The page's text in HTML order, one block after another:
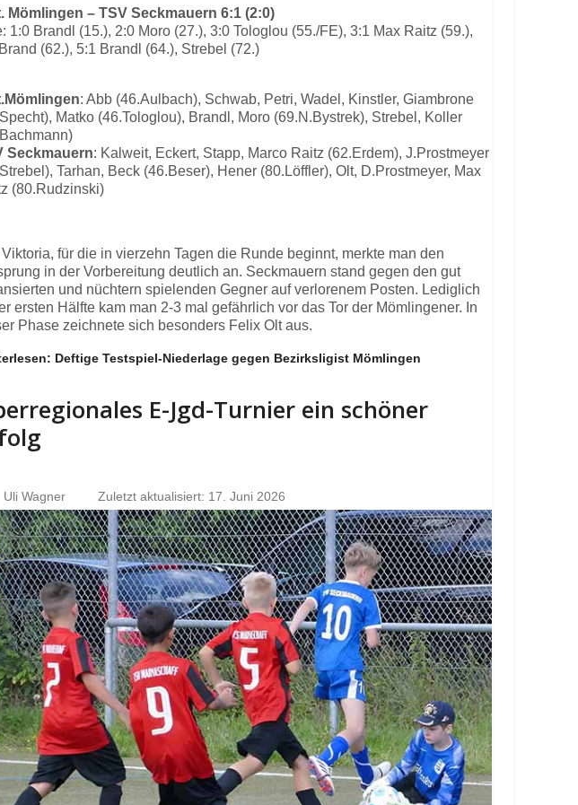
Mömlingen – TSV Seckmauern 6:1 (2:0)
1:0 Brandl (15.), 2:0 Moro (27.), 3:0 Tologlou (55./FE), 3:1 Max Raitz (59.),
(62.), 5:1 Brandl (64.), Strebel (72.)
: Abb (46.Aulbach), Schwab, Petri, Wadel, Kinstler, Giambrone
Matko (46.Tologlou), Brandl, Moro (69.N.Bystrek), Strebel, Koller
Seckmauern: Kalweit, Eckert, Stapp, Marco Raitz (62.Erdem), J.Prostmeyer
Tarhan, Beck (46.Beser), Hener (80.Löffler), Olt, D.Prostmeyer, Max
(80.Rudzinski)
Viktoria, für die in vierzehn Tagen die Runde beginnt, merkte man den
in der Vorbereitung deutlich an. Seckmauern stand gegen den gut
und nüchtern spielenden Gegner auf verlorenem Posten. Lediglich
ersten Hälfte kam man 2-3 mal gefährlich vor das Tor der Mömlingener. In
Phase zeichnete sich besonders Felix Olt aus.
Deftige Testspiel-Niederlage gegen Bezirksligist Mömlingen
E-Jgd-Turnier ein schöner
Uli Wagner Zuletzt aktualisiert: 17. Juni 2026